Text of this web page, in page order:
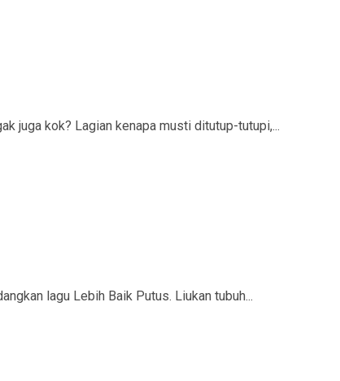
juga kok? Lagian kenapa musti ditutup-tutupi,...
lagu Lebih Baik Putus. Liukan tubuh...